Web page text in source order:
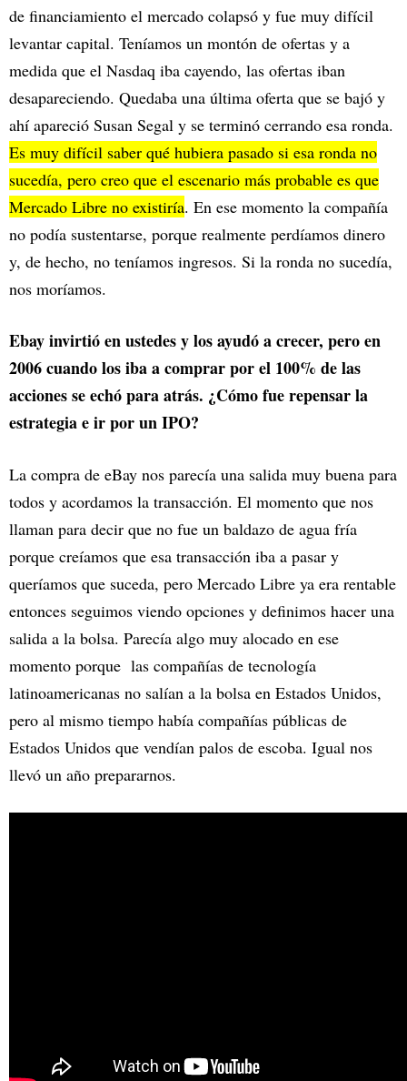
de financiamiento el mercado colapsó y fue muy difícil
levantar capital. Teníamos un montón de ofertas y a
medida que el Nasdaq iba cayendo, las ofertas iban
desapareciendo. Quedaba una última oferta que se bajó y
ahí apareció Susan Segal y se terminó cerrando esa ronda.
Es muy difícil saber qué hubiera pasado si esa ronda no
sucedía, pero creo que el escenario más probable es que
Mercado Libre no existiría. En ese momento la compañía
no podía sustentarse, porque realmente perdíamos dinero
y, de hecho, no teníamos ingresos. Si la ronda no sucedía,
nos moríamos.
Ebay invirtió en ustedes y los ayudó a crecer, pero en
2006 cuando los iba a comprar por el 100% de las
acciones se echó para atrás. ¿Cómo fue repensar la
estrategia e ir por un IPO?
La compra de eBay nos parecía una salida muy buena para
todos y acordamos la transacción. El momento que nos
llaman para decir que no fue un baldazo de agua fría
porque creíamos que esa transacción iba a pasar y
queríamos que suceda, pero Mercado Libre ya era rentable
entonces seguimos viendo opciones y definimos hacer una
salida a la bolsa. Parecía algo muy alocado en ese
momento porque las compañías de tecnología
latinoamericanas no salían a la bolsa en Estados Unidos,
pero al mismo tiempo había compañías públicas de
Estados Unidos que vendían palos de escoba. Igual nos
llevó un año prepararnos.